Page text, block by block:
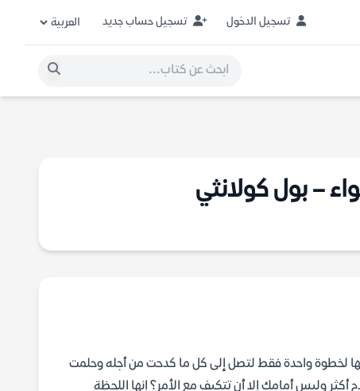
تسجيل الدخول تسجيل حساب جديد
– بول كولانثي
لخطوة واحدة فقط لتصل إلى كل ما كدحت من أجله وحلمت
وليس أمامك إلا أن تتكيف مع الأمر؟ إنها اللحظة